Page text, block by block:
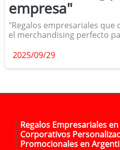
empresa"
"Regalos empresariales que
el merchandising perfecto
2025/09/29
Regalos Empresariales
Corporativos
Promocionales en